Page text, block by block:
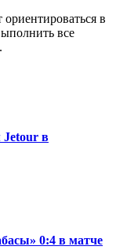
в
все
Jetour в
0:4 в матче